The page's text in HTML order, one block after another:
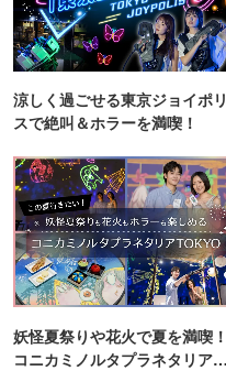
涼しく過ごせる東京ジョイポリ
スで絶叫＆ホラーを満喫！
妖怪夏祭りや花火で夏を満喫！
コニカミノルタプラネタリア